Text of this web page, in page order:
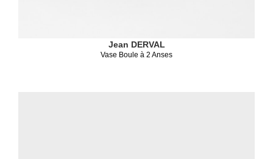
Jean DERVAL
Vase Boule à 2 Anses